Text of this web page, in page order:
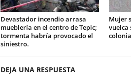
Devastador incendio arrasa
mueblería en el centro de Tepic;
tormenta habría provocado el
siniestro.
Mujer
vuelca
DEJA UNA RESPUESTA